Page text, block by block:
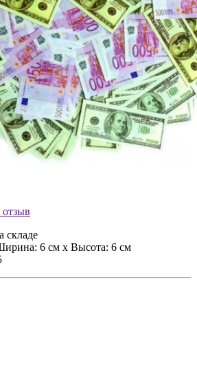
складе
6 см x Высота: 6 см